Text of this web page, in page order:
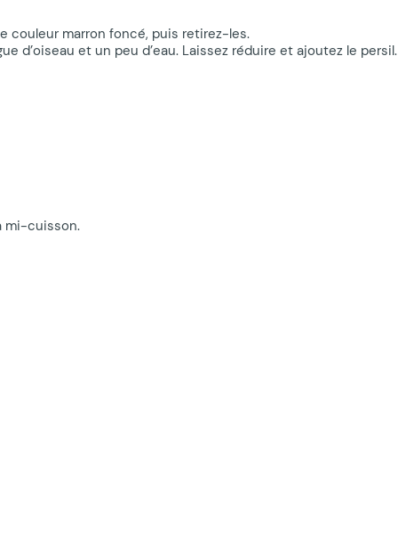
couleur marron foncé, puis retirez-les.
d’oiseau et un peu d’eau. Laissez réduire et ajoutez le persil.
mi-cuisson.